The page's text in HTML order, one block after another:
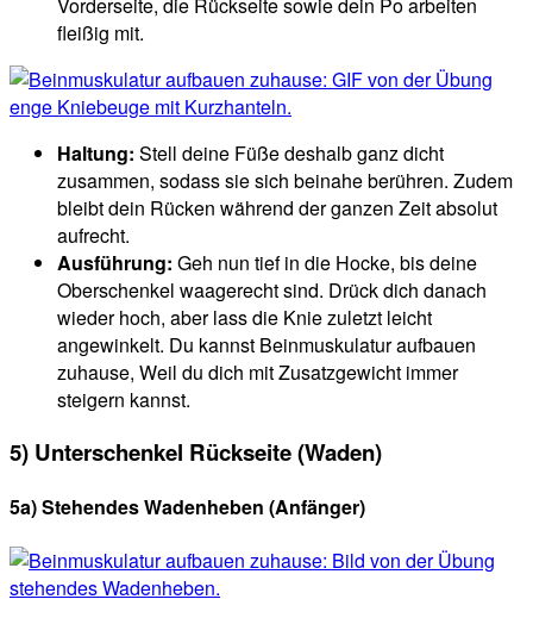
Vorderseite, die Rückseite sowie dein Po arbeiten
fleißig mit.
Haltung: Stell deine Füße deshalb ganz dicht
zusammen, sodass sie sich beinahe berühren. Zudem
bleibt dein Rücken während der ganzen Zeit absolut
aufrecht.
Ausführung: Geh nun tief in die Hocke, bis deine
Oberschenkel waagerecht sind. Drück dich danach
wieder hoch, aber lass die Knie zuletzt leicht
angewinkelt. Du kannst Beinmuskulatur aufbauen
zuhause, Weil du dich mit Zusatzgewicht immer
steigern kannst.
5) Unterschenkel Rückseite (Waden)
5a) Stehendes Wadenheben (Anfänger)